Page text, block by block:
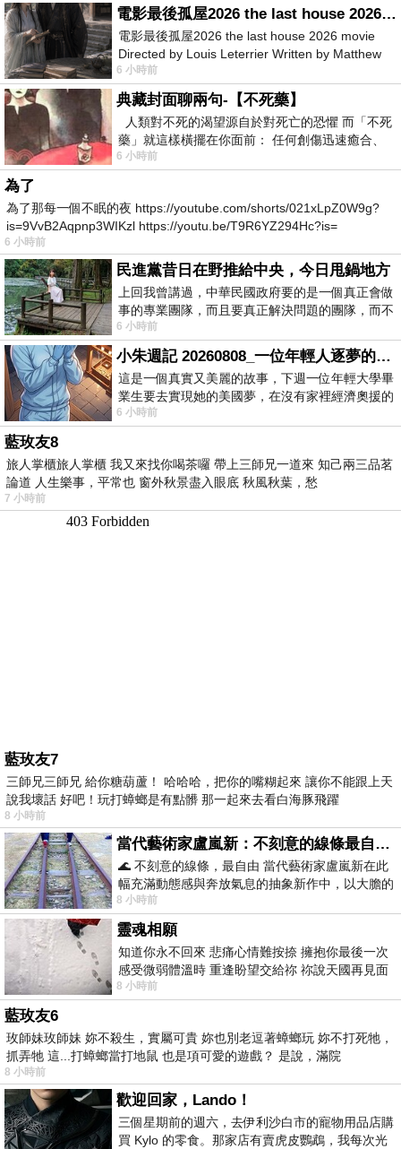
電影最後孤屋2026 the last house 2026 movie
電影最後孤屋2026 the last house 2026 movie
Directed by Louis Leterrier Written by Matthew
Robinson Starring Greta Lee Wa
6 小時前
典藏封面聊兩句-【不死藥】
人類對不死的渴望源自於對死亡的恐懼 而「不死
藥」就這樣橫擺在你面前： 任何創傷迅速癒合、
停止衰老、痛覺消失…堪
6 小時前
為了
為了那每一個不眠的夜 https://youtube.com/shorts/021xLpZ0W9g?
is=9VvB2Aqpnp3WIKzl https://youtu.be/T9R6YZ294Hc?is=
6 小時前
民進黨昔日在野推給中央，今日甩鍋地方
上回我曾講過，中華民國政府要的是一個真正會做
事的專業團隊，而且要真正解決問題的團隊，而不
是只會到處甩鍋的雙標團隊，最近民進黨
6 小時前
小朱週記 20260808_一位年輕人逐夢的真實故事
這是一個真實又美麗的故事，下週一位年輕大學畢
業生要去實現她的美國夢，在沒有家裡經濟奧援的
情況下，靠著自我努力工作累積出國基
6 小時前
藍玫友8
旅人掌櫃旅人掌櫃 我又來找你喝茶囉 帶上三師兄一道來 知己兩三品茗
論道 人生樂事，平常也 窗外秋景盡入眼底 秋風秋葉，愁
7 小時前
藍玫友7
三師兄三師兄 給你糖葫蘆！ 哈哈哈，把你的嘴糊起來 讓你不能跟上天
說我壞話 好吧！玩打蟑螂是有點髒 那一起來去看白海豚飛躍
8 小時前
當代藝術家盧嵐新：不刻意的線條最自由，讓色彩流動、筆觸自己說話
🌊 不刻意的線條，最自由 當代藝術家盧嵐新在此
幅充滿動態感與奔放氣息的抽象新作中，以大膽的
藍色顏料在白色畫布上揮灑、壓印與流淌
8 小時前
靈魂相願
知道你永不回來 悲痛心情難按捺 擁抱你最後一次
感受微弱體溫時 重逢盼望交給祢 祢說天國再見面
此刻忍淚說別離 他日靈魂再
8 小時前
藍玫友6
玫師妹玫師妹 妳不殺生，實屬可貴 妳也別老逗著蟑螂玩 妳不打死牠，
抓弄牠 這...打蟑螂當打地鼠 也是項可愛的遊戲？ 是說，滿院
8 小時前
歡迎回家，Lando！
三個星期前的週六，去伊利沙白市的寵物用品店購
買 Kylo 的零食。那家店有賣虎皮鸚鵡，我每次光